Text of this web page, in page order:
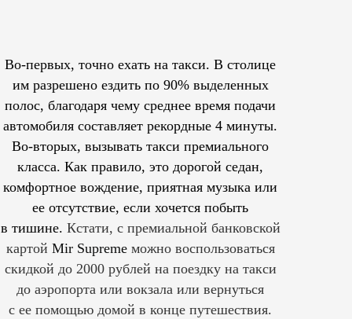
Во-первых, точно ехать на такси. В столице
им разрешеноездить по 90% выделенных
полос, благодаря чему среднее время подачи
автомобиля составляет рекордные 4 минуты.
Во-вторых, вызывать такси премиального
класса. Как правило, это дорогой седан,
комфортное вождение, приятная музыка или
ее отсутствие, если хочется побыть
в тишине. Кстати, с премиальной банковской
картой Mir Supreme можно воспользоваться
скидкой до 2000 рублей на поездку на такси
до аэропорта или вокзала или вернуться
с ее помощью домой в конце путешествия.